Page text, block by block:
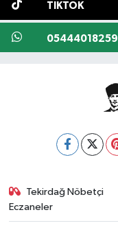
TIKTOK
05444018259
Tekirdağ Nöbetçi
Eczaneler